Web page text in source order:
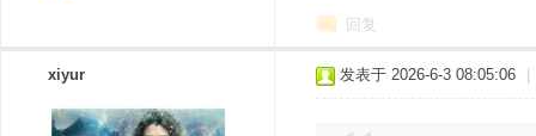
回复
xiyur 发表于 2026-6-3 08:05:06